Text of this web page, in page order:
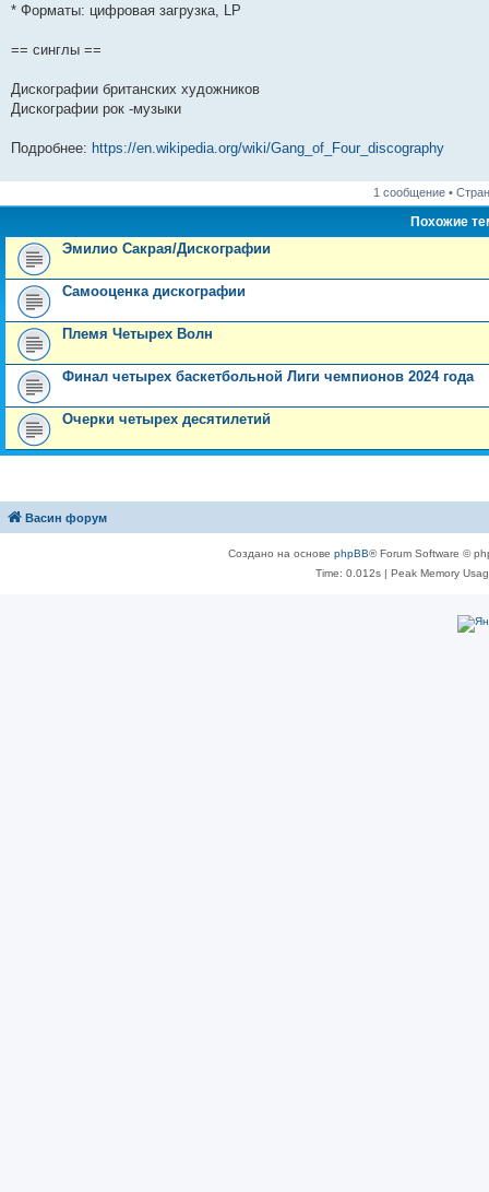
* Форматы: цифровая загрузка, LP
== синглы ==
Дискографии британских художников
Дискографии рок -музыки
Подробнее: https://en.wikipedia.org/wiki/Gang_of_Four_discography
1 сообщение •
Похожие
Эмилио Сакрая/Дискографии
Самооценка дискографии
Племя Четырех Волн
Финал четырех баскетбольной Лиги чемпионов 2024 года
Очерки четырех десятилетий
Васин форум
Создано на основе phpBB® Forum Software ©
Time: 0.012s| Peak Memory